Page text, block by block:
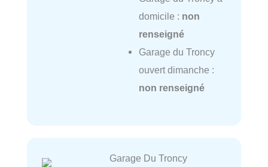
domicile : non
renseigné
Garage du Troncy
ouvert dimanche :
non renseigné
Garage Du Troncy